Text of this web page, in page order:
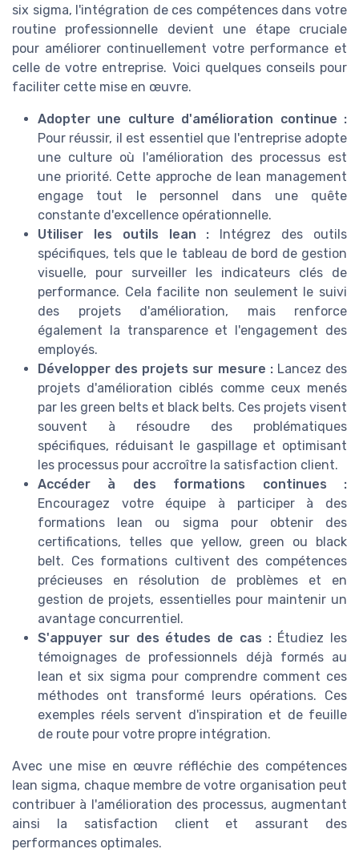
six sigma, l'intégration de ces compétences dans votre
routine professionnelle devient une étape cruciale
pour améliorer continuellement votre performance et
celle de votre entreprise. Voici quelques conseils pour
faciliter cette mise en œuvre.
Adopter une culture d'amélioration continue :
Pour réussir, il est essentiel que l'entreprise adopte
une culture où l'amélioration des processus est
une priorité. Cette approche de lean management
engage tout le personnel dans une quête
constante d'excellence opérationnelle.
Utiliser les outils lean : Intégrez des outils
spécifiques, tels que le tableau de bord de gestion
visuelle, pour surveiller les indicateurs clés de
performance. Cela facilite non seulement le suivi
des projets d'amélioration, mais renforce
également la transparence et l'engagement des
employés.
Développer des projets sur mesure :Lancez des
projets d'amélioration ciblés comme ceux menés
par les green belts et black belts. Ces projets visent
souvent à résoudre des problématiques
spécifiques, réduisant le gaspillage et optimisant
les processus pour accroître la satisfaction client.
Accéder à des formations continues :
Encouragez votre équipe à participer à des
formations lean ou sigma pour obtenir des
certifications, telles que yellow, green ou black
belt. Ces formations cultivent des compétences
précieuses en résolution de problèmes et en
gestion de projets, essentielles pour maintenir un
avantage concurrentiel.
S'appuyer sur des études de cas :Étudiez les
témoignages de professionnels déjà formés au
lean et six sigma pour comprendre comment ces
méthodes ont transformé leurs opérations. Ces
exemples réels servent d'inspiration et de feuille
de route pour votre propre intégration.
Avec une mise en œuvre réfléchie des compétences
lean sigma, chaque membre de votre organisation peut
contribuer à l'amélioration des processus, augmentant
ainsi la satisfaction client et assurant des
performances optimales.